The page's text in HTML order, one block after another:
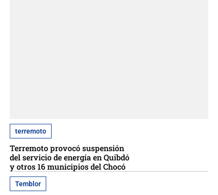
terremoto
Terremoto provocó suspensión
del servicio de energía en Quibdó
y otros 16 municipios del Chocó
Temblor